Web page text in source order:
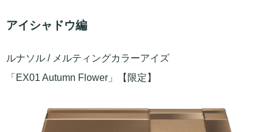
アイシャドウ編
ルナソル / メルティングカラーアイズ
「EX01 Autumn Flower」【限定】